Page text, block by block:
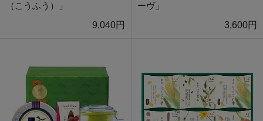
（こうふう）」
9,040円
ーヴ」
3,600円